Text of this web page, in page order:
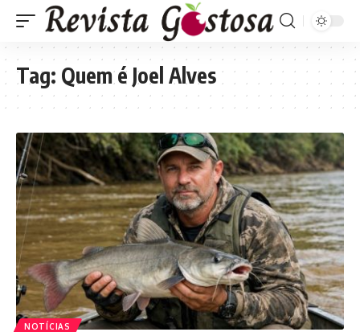
Tag: Quem é Joel Alves
NOTÍCIAS